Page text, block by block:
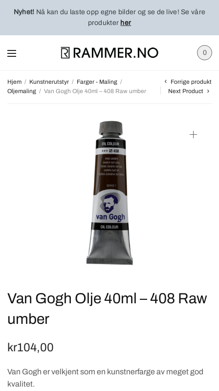
Nyhet! Nå kan du laste opp egne bilder og se de live! Se våre
produkter her
0
Hjem / Kunstnerutstyr / Farger - Maling /
Oljemaling / Van Gogh Olje 40ml – 408 Raw umber
Forrige produkt
Next Product
Van Gogh Olje 40ml – 408 Raw
umber
kr104,00
Van Gogh er velkjent som en kunstnerfarge av meget god
kvalitet.